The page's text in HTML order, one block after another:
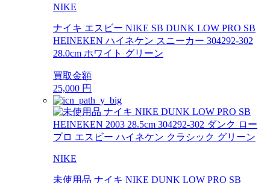
NIKE
ナイキ エスビー NIKE SB DUNK LOW PRO SB
HEINEKEN ハイネケン スニーカー 304292-302
28.0cm ホワイト グリーン
買取金額
25,000 円
NIKE
未使用品 ナイキ NIKE DUNK LOW PRO SB